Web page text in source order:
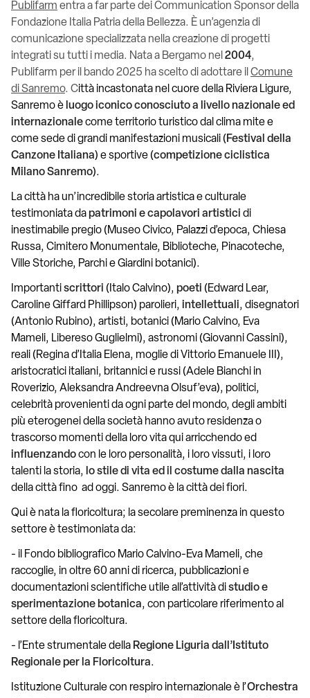
Publifarm entra a far parte dei Communication Sponsor della
Fondazione Italia Patria della Bellezza. È un’agenzia di
comunicazione specializzata nella creazione di progetti
integrati su tutti i media. Nata a Bergamo nel2004,
Publifarm per il bando 2025 ha scelto di adottare ilComune
di Sanremo. Città incastonata nel cuore della Riviera Ligure,
Sanremo èluogo iconico conosciuto a livello nazionale ed
internazionalecome territorio turistico dal clima mite e
come sede di grandi manifestazioni musicali (Festival della
Canzone Italiana) e sportive (competizione ciclistica
Milano Sanremo).
La città ha un’incredibile storia artistica e culturale
testimoniata dapatrimoni e capolavori artistici di
inestimabile pregio (Museo Civico, Palazzi d’epoca, Chiesa
Russa, Cimitero Monumentale, Biblioteche, Pinacoteche,
Ville Storiche, Parchi e Giardini botanici).
Importantiscrittori (Italo Calvino), poeti (Edward Lear,
Caroline Giffard Phillipson) parolieri, intellettuali, disegnatori
(Antonio Rubino), artisti, botanici (Mario Calvino, Eva
Mameli, Libereso Guglielmi), astronomi (Giovanni Cassini),
reali (Regina d’Italia Elena, moglie di Vittorio Emanuele III),
aristocratici italiani, britannici e russi (Adele Bianchi in
Roverizio, Aleksandra Andreevna Olsuf’eva), politici,
celebrità provenienti da ogni parte del mondo, degli ambiti
più eterogenei della società hanno avuto residenza o
trascorso momenti della loro vita qui arricchendo ed
influenzandocon le loro personalità, i loro vissuti, i loro
talenti la storia, lo stile di vita ed il costume dalla nascita
della città fino ad oggi. Sanremo è la città dei fiori.
Qui è nata la floricoltura; la secolare preminenza in questo
settore è testimoniata da:
- il Fondo bibliografico Mario Calvino-Eva Mameli, che
raccoglie, in oltre 60 anni di ricerca, pubblicazioni e
documentazioni scientifiche utile all’attività distudio e
sperimentazione botanica, con particolare riferimento al
settore della floricoltura.
- l’Ente strumentale della Regione Liguria dall’Istituto
Regionale per la Floricoltura.
Istituzione Culturale con respiro internazionale è l’Orchestra